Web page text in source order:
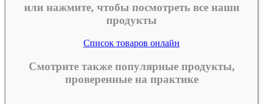
или нажмите, чтобы посмотреть все наши
продукты
Список товаров онлайн
Смотрите также популярные продукты,
проверенные на практике